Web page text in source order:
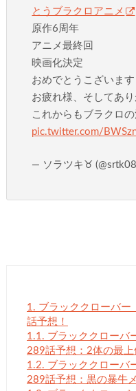
とうブラクロアニメ
原作6周年
アニメ最終回
映画化決定
おめでとうこざいます
お疲れ様、そしてあり
これからもブラクロ
pic.twitter.com/
— ソラツキ♉︎
1. ブラッククローバー
話予想！
1.1. ブラッククローバ
289話予想：2体の最
1.2. ブラッククローバ
289話予想：黒の暴牛